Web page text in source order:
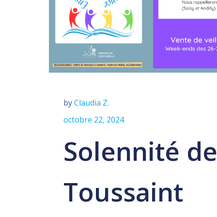
byClaudia Z.
octobre 22, 2024
Solennité
Toussaint